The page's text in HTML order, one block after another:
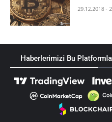
29.12.2018 -
Haberlerimizi Bu